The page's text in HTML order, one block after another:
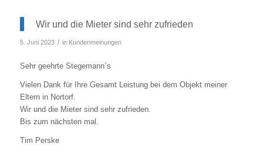
Wir und die Mieter sind sehr zufrieden
5. Juni 2023 / in Kundenmeinungen
Sehr geehrte Stegemann´s
Vielen Dank für Ihre Gesamt Leistung bei dem Objekt meiner
Eltern in Nortorf.
Wir und die Mieter sind sehr zufrieden.
Bis zum nächsten mal.
Tim Perske